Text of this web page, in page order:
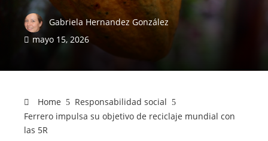
Gabriela Hernandez González
mayo 15, 2026
Home
Responsabilidad social
Ferrero impulsa su objetivo de reciclaje mundial con
las 5R